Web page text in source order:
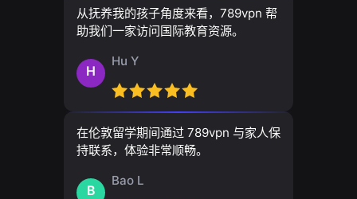
从抚养我的孩子角度来看，789vpn 帮
助我们一家访问国际教育资源。
H
Hu Y
在伦敦留学期间通过 789vpn 与家人保
持联系，体验非常顺畅。
B
Bao L